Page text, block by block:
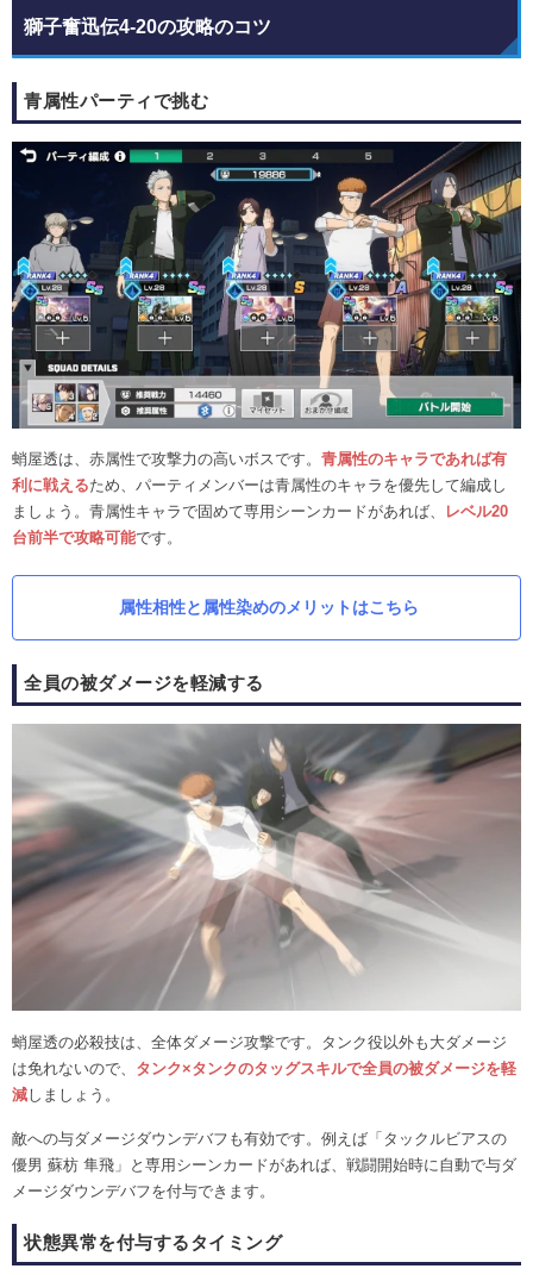
獅子奮迅伝4-20の攻略のコツ
青属性パーティで挑む
蛸屋透は、赤属性で攻撃力の高いボスです。 青属性のキャラであれば有
利に戦えるため、パーティメンバーは青属性のキャラを優先して編成し
ましょう。青属性キャラで固めて専用シーンカードがあれば、
レベル20
台前半で攻略可能です。
属性相性と属性染めのメリットはこちら
全員の被ダメージを軽減する
蛸屋透の必殺技は、全体ダメージ攻撃です。タンク役以外も大ダメージ
は免れないので、 タンク×タンクのタッグスキルで全員の被ダメージを軽
減しましょう。
敵への与ダメージダウンデバフも有効です。例えば「タックルビアスの
優男 蘇枋 隼飛」と専用シーンカードがあれば、戦闘開始時に自動で与ダ
メージダウンデバフを付与できます。
状態異常を付与するタイミング